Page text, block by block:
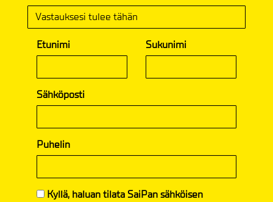
Etunimi Sukunimi
Sähköposti
Puhelin
Kyllä, haluan tilata SaiPan sähköisen